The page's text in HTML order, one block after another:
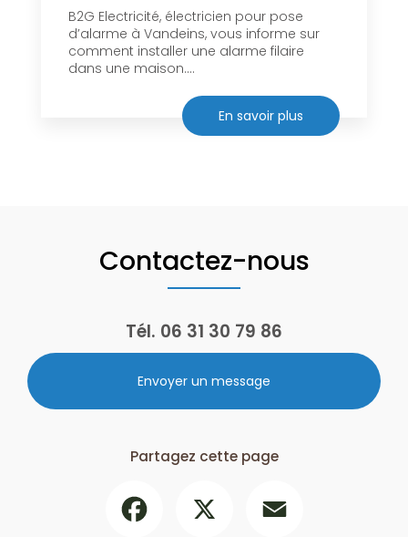
B2G Electricité, électricien pour pose
d’alarme à Vandeins, vous informe sur
comment installer une alarme filaire
dans une maison....
En savoir plus
Contactez-nous
Tél. 06 31 30 79 86
Envoyer un message
Partagez cette page